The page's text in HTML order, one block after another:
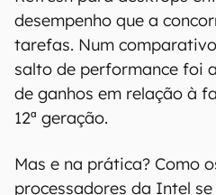
desempenho que a
tarefas. Num
salto de performance foi
de ganhos em relação à
12ª geração.
Mas e na prática? Como
processadores da Intel